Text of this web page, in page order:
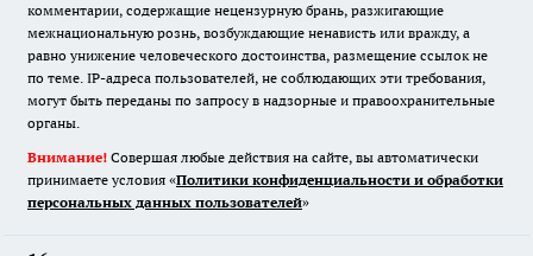
комментарии, содержащие нецензурную брань, разжигающие
межнациональную рознь, возбуждающие ненависть или вражду, а
равно унижение человеческого достоинства, размещение ссылок не
по теме. IP-адреса пользователей, не соблюдающих эти требования,
могут быть переданы по запросу в надзорные и правоохранительные
органы.
Внимание! Совершая любые действия на сайте, вы автоматически
принимаете условия «Политики конфиденциальности и обработки
персональных данных пользователей»